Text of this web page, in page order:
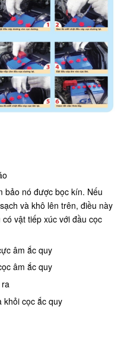
bảo nó được bọc kín. Nếu
và khô lên trên, điều này
vật tiếp xúc với đầu cọc
âm ắc quy
âm ắc quy
khỏi cọc ắc quy